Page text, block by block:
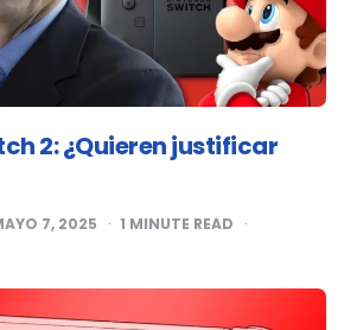
2: ¿Quieren justificar
7, 2025 1 MINUTE READ